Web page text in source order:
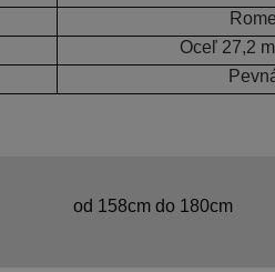
Oceľ 27,2
od 158cm do 180cm